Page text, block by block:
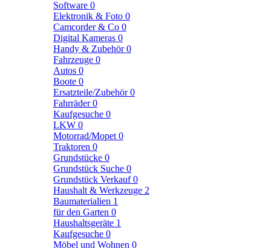
Software 0
Elektronik & Foto 0
Camcorder & Co 0
Digital Kameras 0
Handy & Zubehör0
Fahrzeuge 0
Autos 0
Boote 0
Ersatzteile/Zubehör0
Fahrräder0
Kaufgesuche 0
LKW 0
Motorrad/Mopet 0
Traktoren 0
Grundstücke 0
Grundstück Suche 0
Grundstück Verkauf0
Haushalt & Werkzeuge 2
Baumaterialien 1
für den Garten 0
Haushaltsgeräte 1
Kaufgesuche 0
Möbel und Wohnen 0